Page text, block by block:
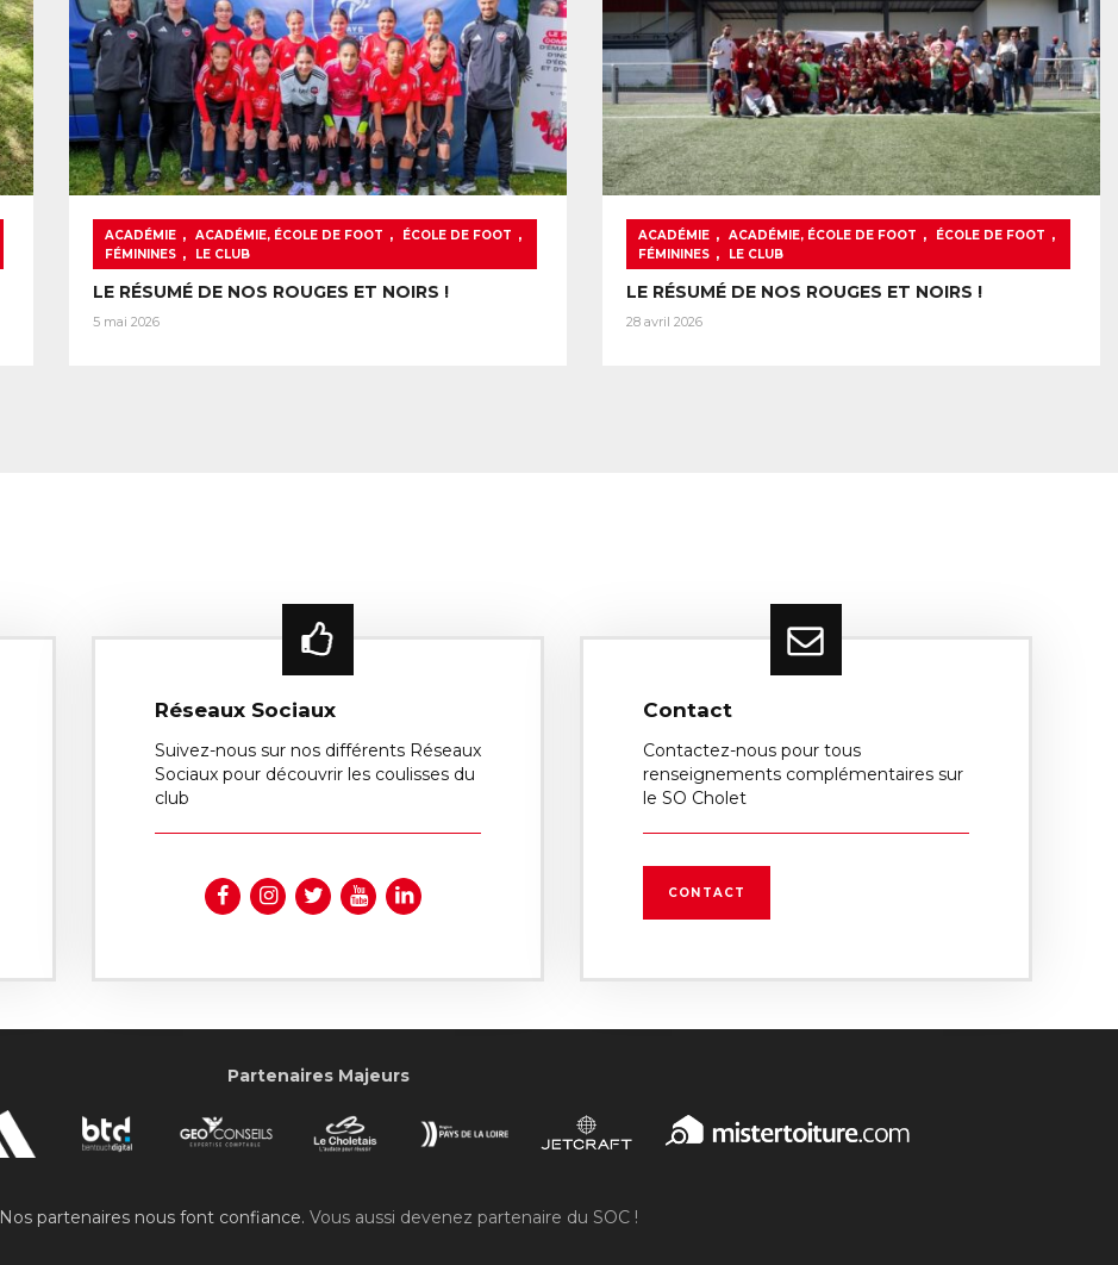
ACADÉMIE , ACADÉMIE, ÉCOLE DE FOOT , ÉCOLE DE FOOT ,
FÉMININES , LE CLUB
LE RÉSUMÉ DE NOS ROUGES ET NOIRS !
5 mai 2026
ACADÉMIE , ACADÉMIE, ÉCOLE DE FOOT , ÉCOLE DE FOOT ,
FÉMININES , LE CLUB
LE RÉSUMÉ DE NOS ROUGES ET NOIRS !
28 avril 2026
Réseaux Sociaux
Suivez-nous sur nos différents Réseaux
Sociaux pour découvrir les coulisses du
club
Contact
Contactez-nous pour tous
renseignements complémentaires sur
le SO Cholet
CONTACT
Partenaires Majeurs
Nos partenaires nous font confiance. Vous aussi devenez partenaire du SOC !